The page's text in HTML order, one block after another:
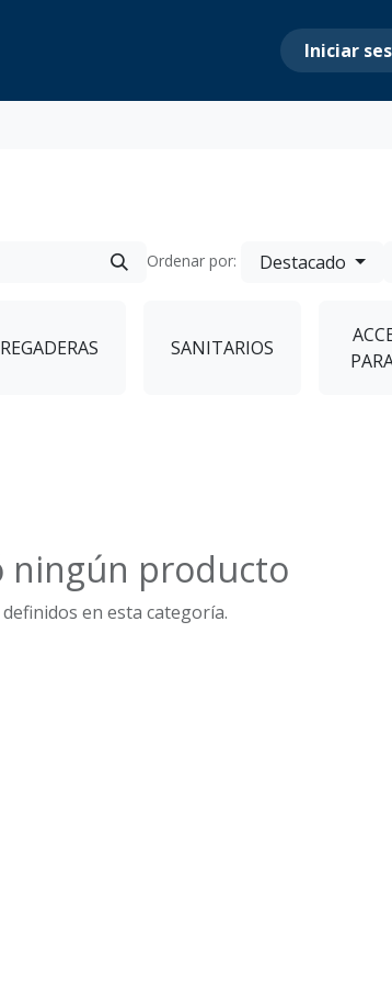
Iniciar
Ordenar por: Destacado
REGADERAS SANITARIOS
ningún producto
en esta categoría.